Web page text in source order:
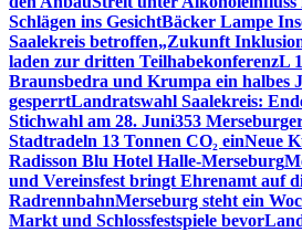
Schlägen ins GesichtBäcker Lampe
Saalekreis betroffen„Zukunft
laden zur dritten TeilhabekonferenzL
Braunsbedra und Krumpa ein halbes
gesperrtLandratswahl Saalekreis:
Stichwahl am 28. Juni353
Stadtradeln 13 Tonnen CO₂ einNeue
Radisson Blu Hotel Halle-Merseburg
und Vereinsfest bringt Ehrenamt auf
RadrennbahnMerseburg steht ein
Markt und Schlossfestspiele bevor